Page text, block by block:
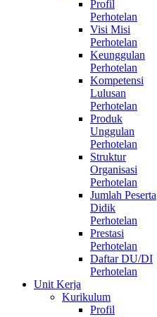
Profil
Perhotelan
Visi Misi
Perhotelan
Keunggulan
Perhotelan
Kompetensi
Lulusan
Perhotelan
Produk
Unggulan
Perhotelan
Struktur
Organisasi
Perhotelan
Jumlah Peserta
Didik
Perhotelan
Prestasi
Perhotelan
Daftar DU/DI
Perhotelan
Unit Kerja
Kurikulum
Profil